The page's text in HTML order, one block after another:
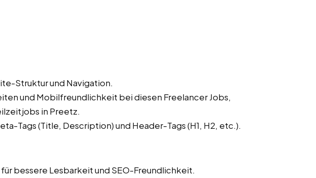
Struktur und Navigation.
und Mobilfreundlichkeit bei diesen Freelancer Jobs,
in Preetz.
Tags (Title, Description) und Header-Tags (H1, H2, etc.).
bessere Lesbarkeit und SEO-Freundlichkeit.